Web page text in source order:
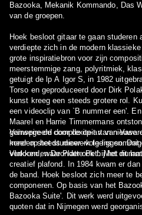
Bazooka, Mekanik Kommando, Das
van de groepen.
Hoek besloot gitaar te gaan
verdiepte zich in de modern
grote inspiratiebron voor zijn
meerstemmige zang, polyritmiek,
getuigt de lp A Igor S, in 1982
Torso en geproduceerd door Dirk
kunst kreeg een steeds grotere rol.
een videoclip van `B nummer een'.
Maarel en Harrie Timmermans
geïnspireerd door de op-art van
konden steeds meer -volgens
vertoond, waaronder ook bij het
Vanwege de complexiteit van
meer op het studiowerk te liggen.
Vlakken en De Platte Pet'. Met dit
creatief plafond. In 1984 kwam er
de band. Hoek besloot zich meer te
componeren. Op basis van het
Bazooka Suite'. Dit werk werd
quoten dat in Nijmegen werd